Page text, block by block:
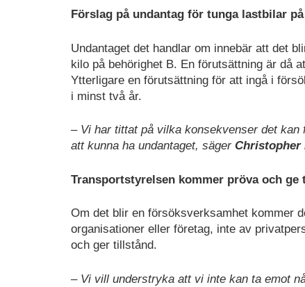
Förslag på undantag för tunga lastbilar
Undantaget det handlar om innebär att det
kilo på behörighet B. En förutsättning är då
Ytterligare en förutsättning för att ingå i
i minst två år.
– Vi har tittat på vilka konsekvenser det
att kunna ha undantaget, säger Christopher
Transportstyrelsen kommer pröva och ge
Om det blir en försöksverksamhet kommer
organisationer eller företag, inte av
och ger tillstånd.
– Vi vill understryka att vi inte kan ta emot